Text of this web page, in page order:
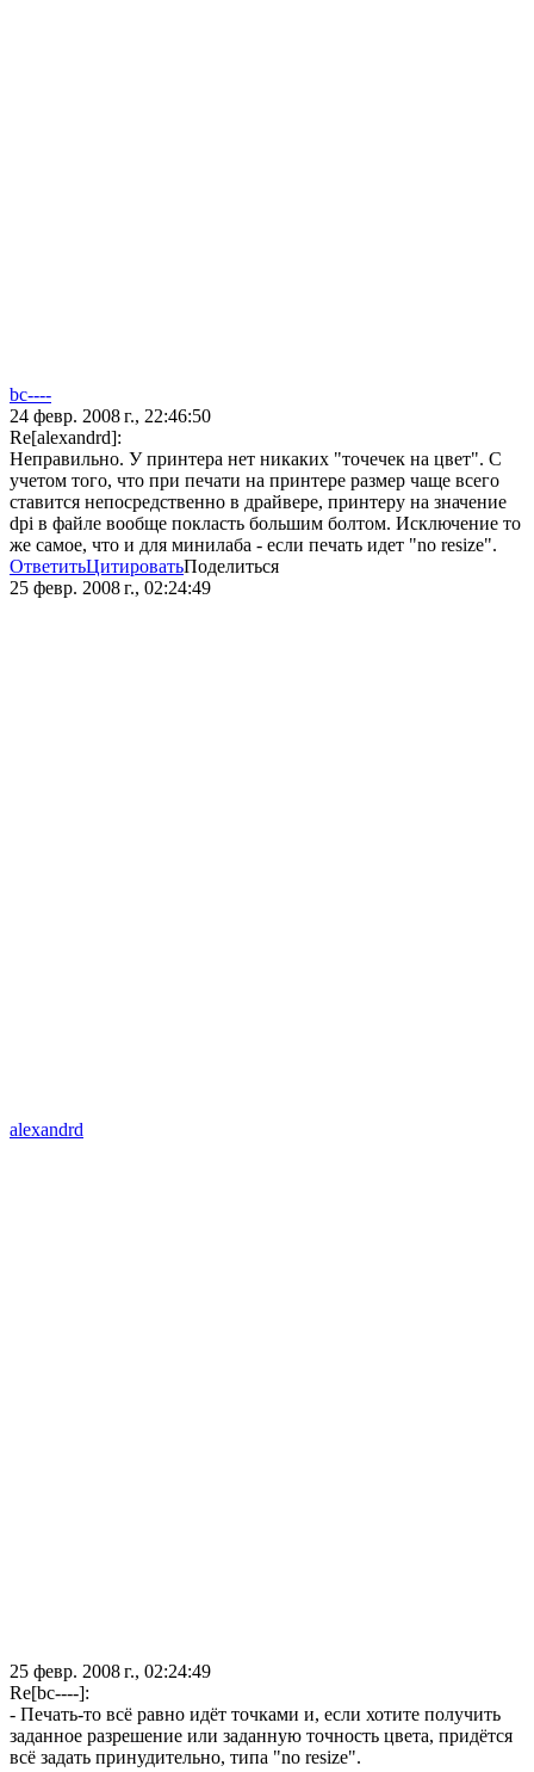
bc----
24 февр. 2008 г., 22:46:50
Re[alexandrd]:
Неправильно. У принтера нет никаких "точечек на цвет". С
учетом того, что при печати на принтере размер чаще всего
ставится непосредственно в драйвере, принтеру на значение
dpi в файле вообще покласть большим болтом. Исключение то
же самое, что и для минилаба - если печать идет "no resize".
ОтветитьЦитироватьПоделиться
25 февр. 2008 г., 02:24:49
alexandrd
25 февр. 2008 г., 02:24:49
Re[bc----]:
- Печать-то всё равно идёт точками и, если хотите получить
заданное разрешение или заданную точность цвета, придётся
всё задать принудительно, типа "no resize".